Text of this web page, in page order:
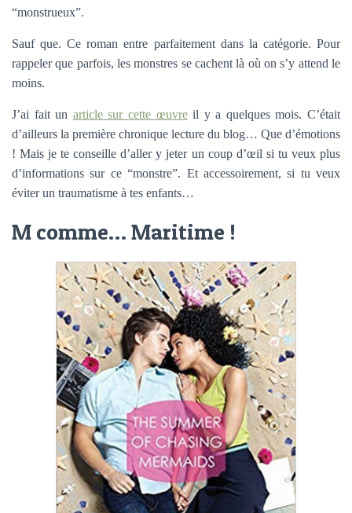
“monstrueux”.
Sauf que. Ce roman entre parfaitement dans la catégorie. Pour
rappeler que parfois, les monstres se cachent là où on s’y attend le
moins.
J’ai fait un article sur cette œuvreil y a quelques mois. C’était
d’ailleurs la première chronique lecture du blog… Que d’émotions
! Mais je te conseille d’aller y jeter un coup d’œil si tu veux plus
d’informations sur ce “monstre”. Et accessoirement, si tu veux
éviter un traumatisme à tes enfants…
M comme… Maritime !